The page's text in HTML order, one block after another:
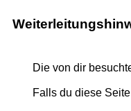
Die von dir
Falls du diese